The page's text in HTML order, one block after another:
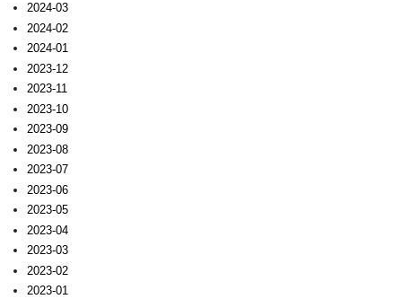
2024-03
2024-02
2024-01
2023-12
2023-11
2023-10
2023-09
2023-08
2023-07
2023-06
2023-05
2023-04
2023-03
2023-02
2023-01